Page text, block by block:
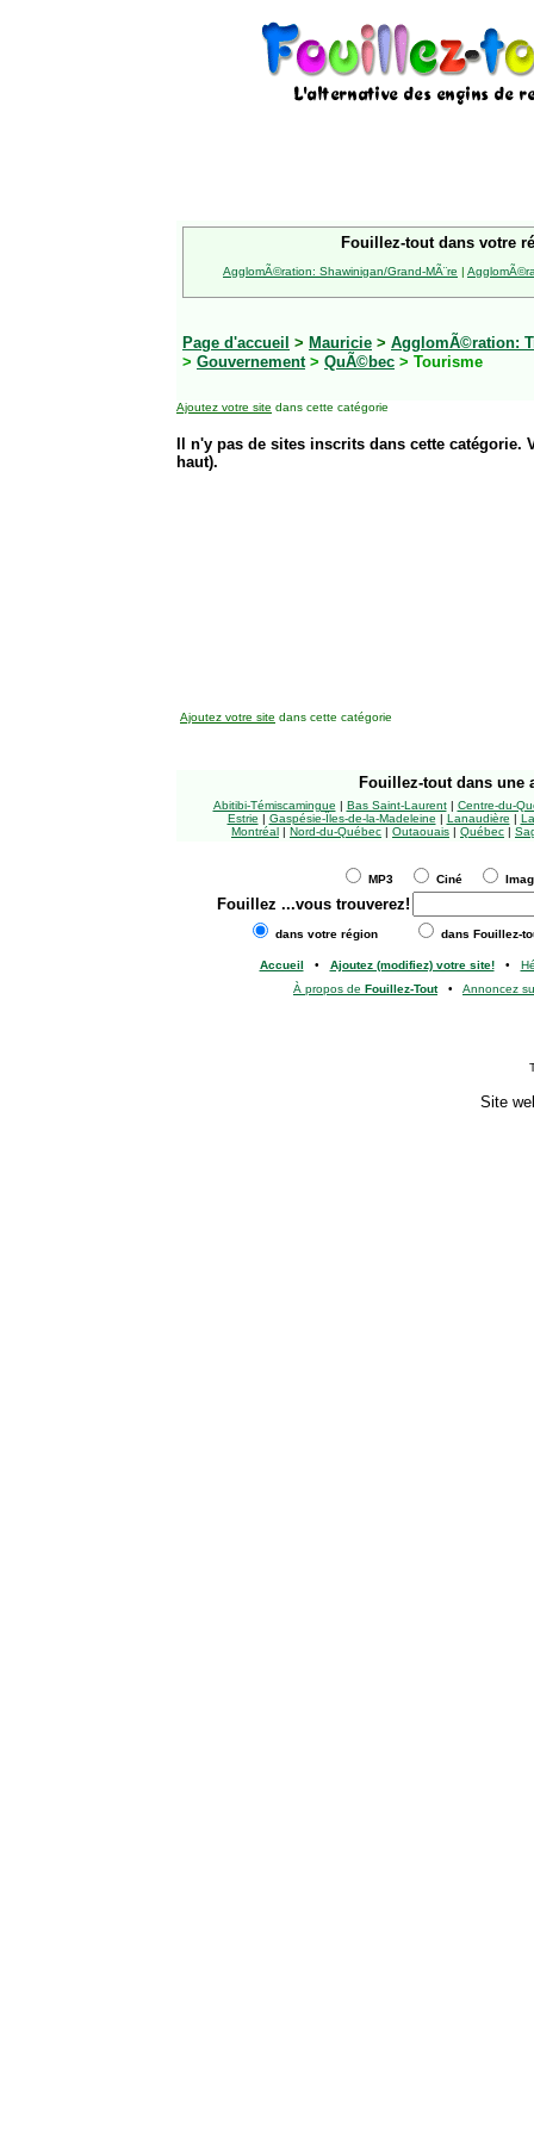
Fouillez-tout dans votre
AgglomÃ©ration: Shawinigan/Grand-MÃ¨re |
Page d'accueil > Mauricie > AgglomÃ©ration:
> Gouvernement> QuÃ©bec > Tourisme
Ajoutez votre site dans cette catégorie
Il n'y pas de sites inscrits dans cette
haut).
Ajoutez votre site dans cette catégorie
Fouillez-tout dans une
Abitibi-Témiscamingue | Bas Saint-Laurent| Centre-du-
Estrie | Gaspésie-Îles-de-la-Madeleine | Lanaudière |
Montréal | Nord-du-Québec | Outaouais | Québec |
MP3 Ciné
Fouillez ...vous trouverez!
dans votre région dans Fouillez-
Accueil • Ajoutez (modifiez) votre site!•
À propos de Fouillez-Tout• Annoncez
Site